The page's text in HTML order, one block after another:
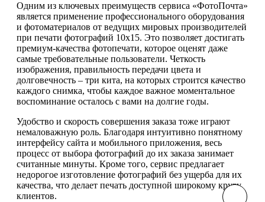
Одним из ключевых преимуществ сервиса «ФотоПочта»
является применение профессионального оборудования
и фотоматериалов от ведущих мировых производителей
при печати фотографий 10х15. Это позволяет достигать
премиум-качества фотопечати, которое оценят даже
самые требовательные пользователи. Четкость
изображения, правильность передачи цвета и
долговечность – три кита, на которых строится качество
каждого снимка, чтобы каждое важное моментальное
воспоминание осталось с вами на долгие годы.
Удобство и скорость совершения заказа тоже играют
немаловажную роль. Благодаря интуитивно понятному
интерфейсу сайта и мобильного приложения, весь
процесс от выбора фотографий до их заказа занимает
считанные минуты. Кроме того, сервис предлагает
недорогое изготовление фотографий без ущерба для их
качества, что делает печать доступной широкому кругу
клиентов.